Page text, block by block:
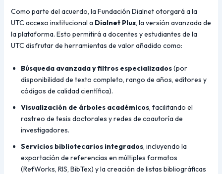
Como parte del acuerdo, la Fundación Dialnet otorgará a la
UTC acceso institucional a Dialnet Plus, la versión avanzada de
la plataforma. Esto permitirá a docentes y estudiantes de la
UTC disfrutar de herramientas de valor añadido como:
Búsqueda avanzada y filtros especializados(por
disponibilidad de texto completo, rango de años, editores y
códigos de calidad científica).
Visualización de árboles académicos, facilitando el
rastreo de tesis doctorales y redes de coautoría de
investigadores.
Servicios bibliotecarios integrados, incluyendo la
exportación de referencias en múltiples formatos
(RefWorks, RIS, BibTex) y la creación de listas bibliográficas